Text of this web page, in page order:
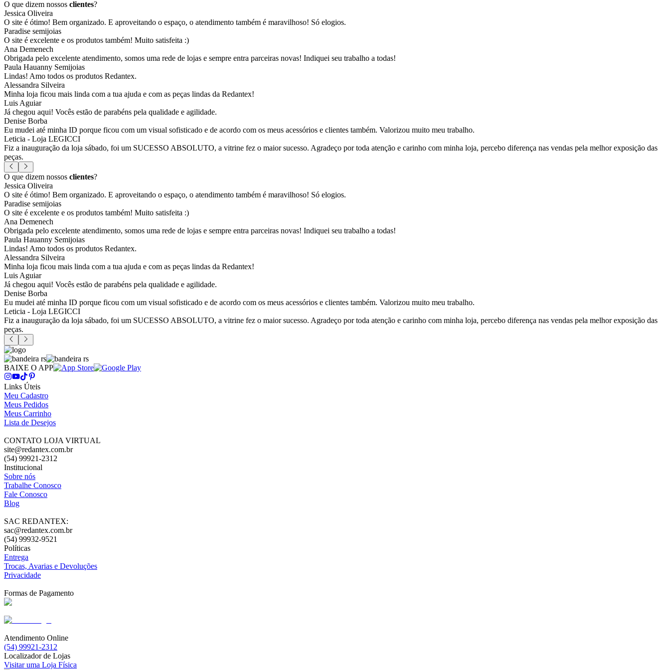
O que dizem nossos clientes?
Jessica Oliveira
O site é ótimo! Bem organizado. E aproveitando o espaço, o atendimento também é maravilhoso! Só elogios.
Paradise semijoias
O site é excelente e os produtos também! Muito satisfeita :)
Ana Demenech
Obrigada pelo excelente atendimento, somos uma rede de lojas e sempre entra parceiras novas! Indiquei seu trabalho a todas!
Paula Hauanny Semijoias
Lindas! Amo todos os produtos Redantex.
Alessandra Silveira
Minha loja ficou mais linda com a tua ajuda e com as peças lindas da Redantex!
Luis Aguiar
Já chegou aqui! Vocês estão de parabéns pela qualidade e agilidade.
Denise Borba
Eu mudei até minha ID porque ficou com um visual sofisticado e de acordo com os meus acessórios e clientes também. Valorizou muito meu trabalho.
Leticia - Loja LEGICCI
Fiz a inauguração da loja sábado, foi um SUCESSO ABSOLUTO, a vitrine fez o maior sucesso. Agradeço por toda atenção e carinho com minha loja, percebo diferença nas vendas pela melhor exposição das
peças.
O que dizem nossos clientes?
Jessica Oliveira
O site é ótimo! Bem organizado. E aproveitando o espaço, o atendimento também é maravilhoso! Só elogios.
Paradise semijoias
O site é excelente e os produtos também! Muito satisfeita :)
Ana Demenech
Obrigada pelo excelente atendimento, somos uma rede de lojas e sempre entra parceiras novas! Indiquei seu trabalho a todas!
Paula Hauanny Semijoias
Lindas! Amo todos os produtos Redantex.
Alessandra Silveira
Minha loja ficou mais linda com a tua ajuda e com as peças lindas da Redantex!
Luis Aguiar
Já chegou aqui! Vocês estão de parabéns pela qualidade e agilidade.
Denise Borba
Eu mudei até minha ID porque ficou com um visual sofisticado e de acordo com os meus acessórios e clientes também. Valorizou muito meu trabalho.
Leticia - Loja LEGICCI
Fiz a inauguração da loja sábado, foi um SUCESSO ABSOLUTO, a vitrine fez o maior sucesso. Agradeço por toda atenção e carinho com minha loja, percebo diferença nas vendas pela melhor exposição das
peças.
BAIXE O APP
Links Úteis
Meu Cadastro
Meus Pedidos
Meus Carrinho
Lista de Desejos
CONTATO LOJA VIRTUAL
site@redantex.com.br
(54) 99921-2312
Institucional
Sobre nós
Trabalhe Conosco
Fale Conosco
Blog
SAC REDANTEX:
sac@redantex.com.br
(54) 99932-9521
Políticas
Entrega
Trocas, Avarias e Devoluções
Privacidade
Formas de Pagamento
Atendimento Online
(54) 99921-2312
Localizador de Lojas
Visitar uma Loja Física